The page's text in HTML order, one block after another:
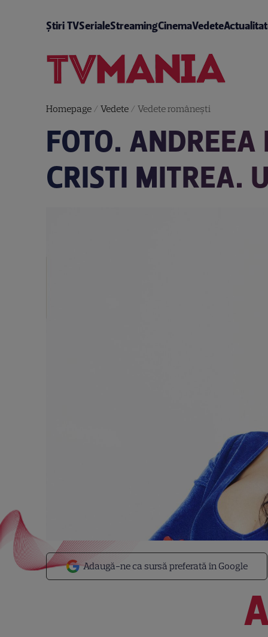
Știri TVSerialeStreamingCinemaVedete
Homepage/ Vedete/ Vedete româneşti
FOTO.
CRISTI MITREA.
Adaugă-ne ca sursă preferată în Google